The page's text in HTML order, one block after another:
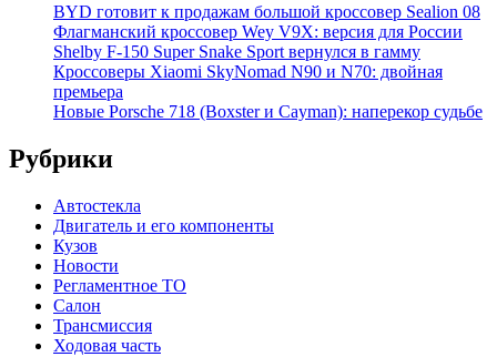
BYD готовит к продажам большой кроссовер Sealion 08
Флагманский кроссовер Wey V9X: версия для России
Shelby F-150 Super Snake Sport вернулся в гамму
Кроссоверы Xiaomi SkyNomad N90 и N70: двойная
премьера
Новые Porsche 718 (Boxster и Cayman): наперекор судьбе
Рубрики
Автостекла
Двигатель и его компоненты
Кузов
Новости
Регламентное ТО
Салон
Трансмиссия
Ходовая часть